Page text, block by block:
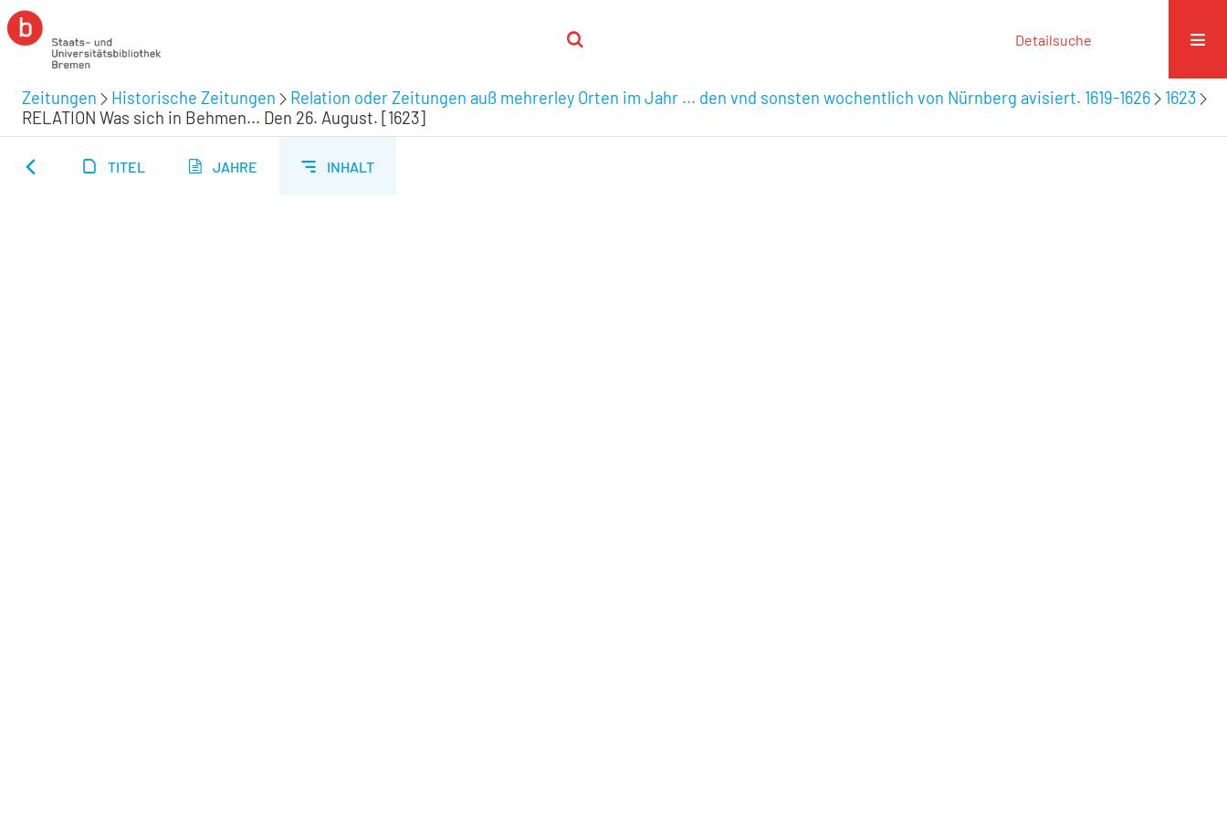
Detailsuche
Zeitungen Historische Zeitungen Relation oder Zeitungen auß mehrerley Orten im Jahr ... den vnd sonsten wochentlich von Nürnberg avisiert. 1619-1626
1623
RELATION Was sich in Behmen... Den 26. August. [1623]
TITEL JAHRE INHALT